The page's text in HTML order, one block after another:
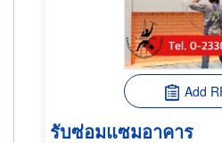
Add
รับซ่อมแซมอาคาร